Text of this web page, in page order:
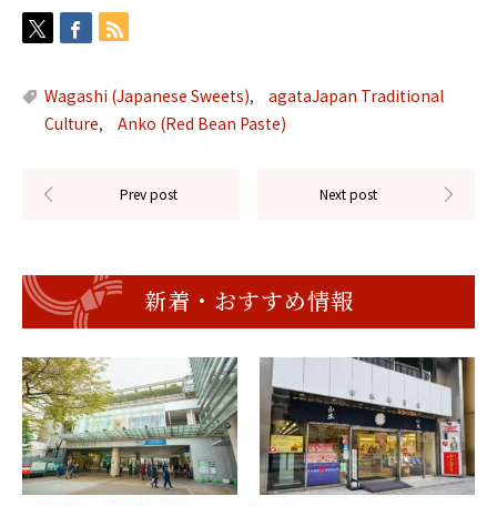
Wagashi (Japanese Sweets),
agataJapan Traditional
Culture, Anko (Red Bean Paste)
新着・おすすめ情報